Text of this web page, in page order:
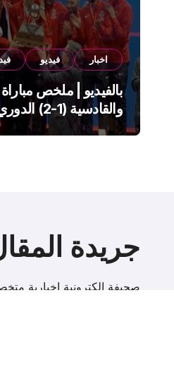
اخبار فيديو
بالفيديو | ملخص مباراة
والقادسية (1-2)
السعودي
جريدة
صحيفة إلكترونية اخبارية